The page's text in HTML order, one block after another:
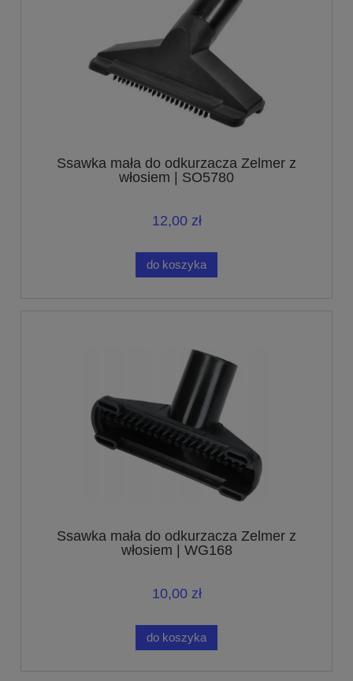
Ssawka mała do odkurzacza Zelmer z
włosiem | SO5780
12,00 zł
do koszyka
Ssawka mała do odkurzacza Zelmer z
włosiem | WG168
10,00 zł
do koszyka